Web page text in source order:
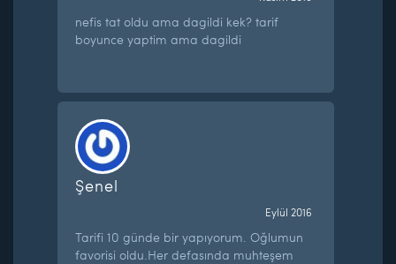
nefis tat oldu ama dagildi kek? tarif
boyunce yaptim ama dagildi
Şenel
Eylül 2016
Tarifi 10 günde bir yapıyorum. Oğlumun
favorisi oldu.Her defasında muhteşem